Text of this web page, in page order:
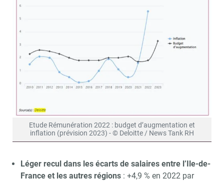
Etude Rémunération 2022 : budget d’augmentation et
inflation (prévision 2023) - © Deloitte / News Tank RH
Léger recul dans les écarts de salaires entre l’Ile-de-
France et les autres régions: +4,9 % en 2022 par